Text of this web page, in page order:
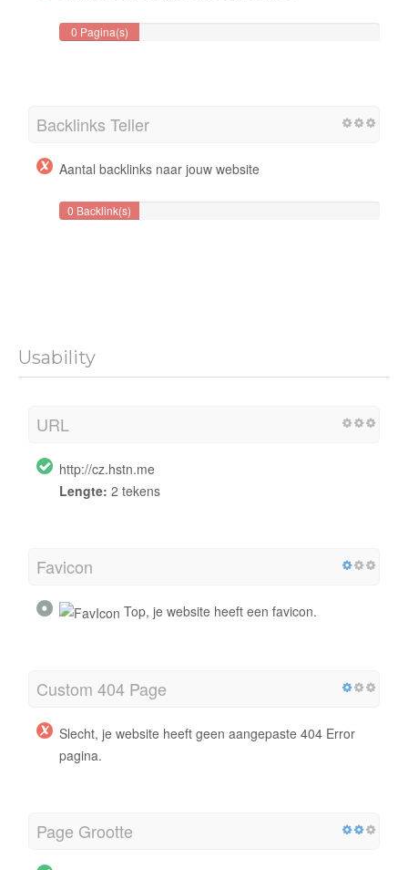
0 Pagina(s)
Backlinks Teller
Aantal backlinks naar jouw website
0 Backlink(s)
Usability
URL
http://cz.hstn.me
Lengte: 2 tekens
Favicon
Top, je website heeft een favicon.
Custom 404 Page
Slecht, je website heeft geen aangepaste 404 Error
pagina.
Page Grootte